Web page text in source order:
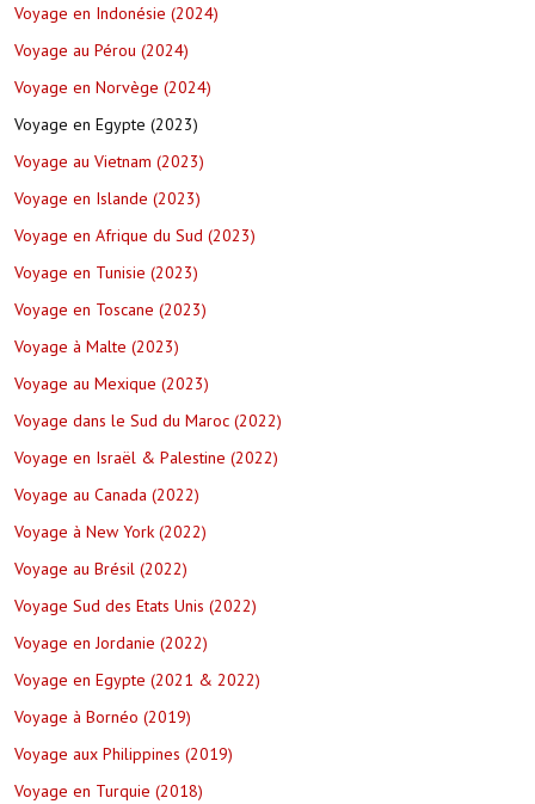
Voyage en Indonésie (2024)
Voyage au Pérou (2024)
Voyage en Norvège (2024)
Voyage en Egypte (2023)
Voyage au Vietnam (2023)
Voyage en Islande (2023)
Voyage en Afrique du Sud (2023)
Voyage en Tunisie (2023)
Voyage en Toscane (2023)
Voyage à Malte (2023)
Voyage au Mexique (2023)
Voyage dans le Sud du Maroc (2022)
Voyage en Israël & Palestine (2022)
Voyage au Canada (2022)
Voyage à New York (2022)
Voyage au Brésil (2022)
Voyage Sud des Etats Unis (2022)
Voyage en Jordanie (2022)
Voyage en Egypte (2021 & 2022)
Voyage à Bornéo (2019)
Voyage aux Philippines (2019)
Voyage en Turquie (2018)